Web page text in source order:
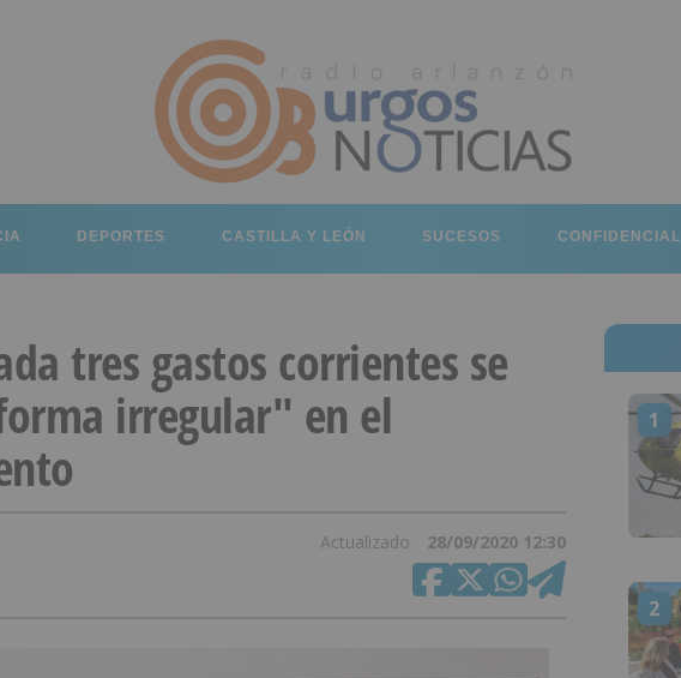
DEPORTES CASTILLA Y LEÓN SUCESOS CONFIDENCIAL
tres gastos corrientes se
irregular" en el
Actualizado 28/09/2020 12:30
1
2